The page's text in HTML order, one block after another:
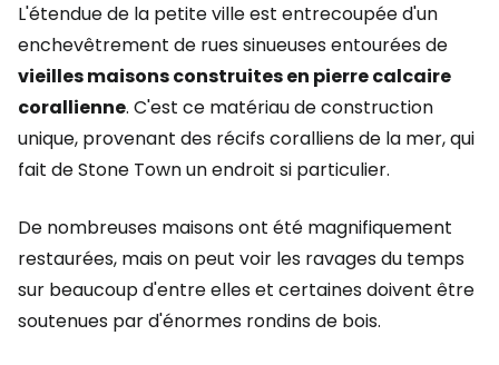
L'étendue de la petite ville est entrecoupée d'un
enchevêtrement de rues sinueuses entourées de
vieilles maisons construites en pierre calcaire
corallienne. C'est ce matériau de construction
unique, provenant des récifs coralliens de la mer, qui
fait de Stone Town un endroit si particulier.
De nombreuses maisons ont été magnifiquement
restaurées, mais on peut voir les ravages du temps
sur beaucoup d'entre elles et certaines doivent être
soutenues par d'énormes rondins de bois.